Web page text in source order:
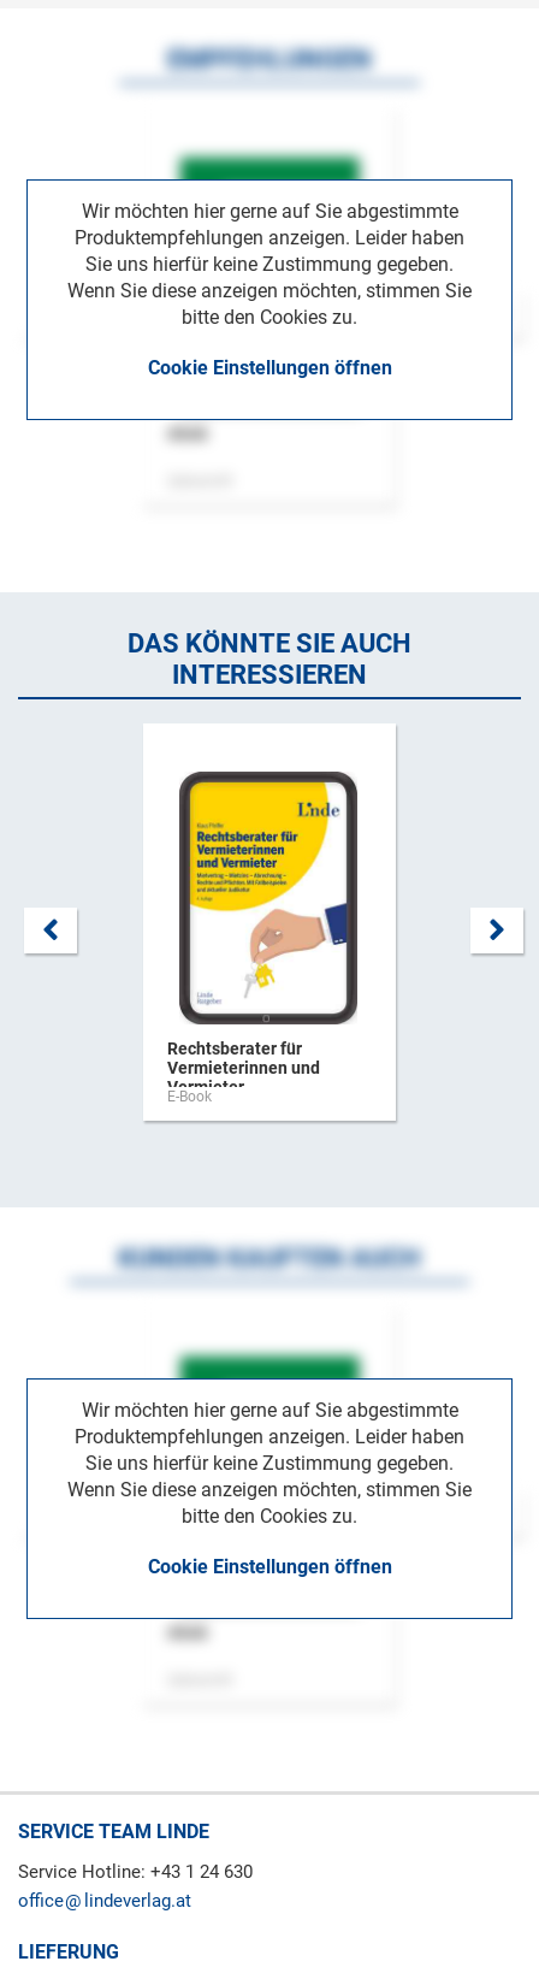
Wir möchten hier gerne auf Sie abgestimmte
Produktempfehlungen anzeigen. Leider haben
Sie uns hierfür keine Zustimmung gegeben.
Wenn Sie diese anzeigen möchten, stimmen Sie
bitte den Cookies zu.
Cookie Einstellungen öffnen
EMPFEHLUNGEN
DAS KÖNNTE SIE AUCH
INTERESSIEREN
Rechtsberater für
Vermieterinnen und
Vermieter
E-Book
Wir möchten hier gerne auf Sie abgestimmte
Produktempfehlungen anzeigen. Leider haben
Sie uns hierfür keine Zustimmung gegeben.
Wenn Sie diese anzeigen möchten, stimmen Sie
bitte den Cookies zu.
Cookie Einstellungen öffnen
KUNDEN KAUFTEN AUCH
SERVICE TEAM LINDE
Service Hotline: +43 1 24 630
office
lindeverlag.at
LIEFERUNG